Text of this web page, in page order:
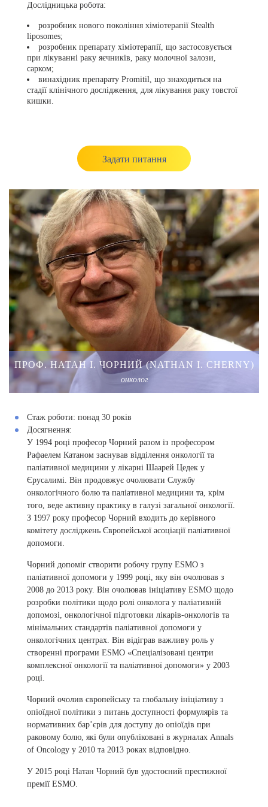
Дослідницька робота:
розробник нового покоління хіміотерапії Stealth
liposomes;
розробник препарату хіміотерапії, що застосовується
при лікуванні раку яєчників, раку молочної залози,
сарком;
винахідник препарату Promitil, що знаходиться на
стадії клінічного дослідження, для лікування раку товстої
кишки.
Задати питання
ПРОФ. НАТАН І. ЧОРНИЙ (NATHAN I. CHERNY)
онколог
Стаж роботи: понад 30 років
Досягнення:
У 1994 році професор Чорний разом із професором
Рафаелем Катаном заснував відділення онкології та
паліативної медицини у лікарні Шаарей Цедек у
Єрусалимі. Він продовжує очолювати Службу
онкологічного болю та паліативної медицини та, крім
того, веде активну практику в галузі загальної онкології.
З 1997 року професор Чорний входить до керівного
комітету досліджень Європейської асоціації паліативної
допомоги.
Чорний допоміг створити робочу групу ESMO з
паліативної допомоги у 1999 році, яку він очолював з
2008 до 2013 року. Він очолював ініціативу ESMO щодо
розробки політики щодо ролі онколога у паліативній
допомозі, онкологічної підготовки лікарів-онкологів та
мінімальних стандартів паліативної допомоги у
онкологічних центрах. Він відіграв важливу роль у
створенні програми ESMO «Спеціалізовані центри
комплексної онкології та паліативної допомоги» у 2003
році.
Чорний очолив європейську та глобальну ініціативу з
опіоїдної політики з питань доступності формулярів та
нормативних бар’єрів для доступу до опіоїдів при
раковому болю, які були опубліковані в журналах Annals
of Oncology у 2010 та 2013 роках відповідно.
У 2015 році Натан Чорний був удостоєний престижної
премії ESMO.